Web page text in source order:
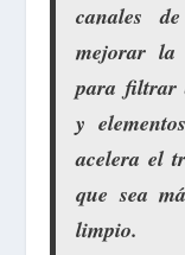
canales
mejorar la
para filtrar
y
acelera el
que sea
limpio.